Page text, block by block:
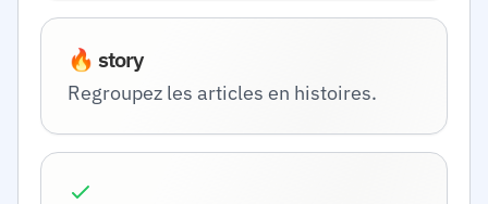
🔥 story
Regroupez les articles en histoires.